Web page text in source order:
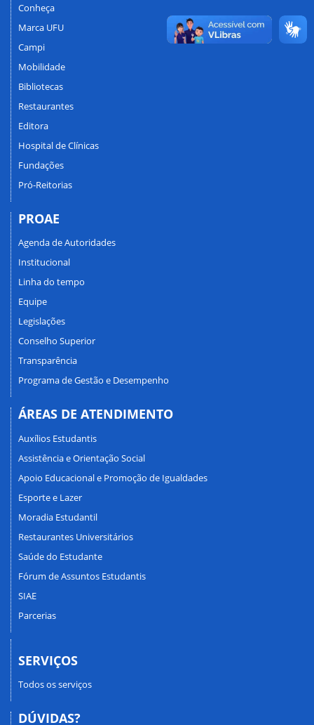
Conheça
Marca UFU
Campi
Mobilidade
Bibliotecas
Restaurantes
Editora
Hospital de Clínicas
Fundações
Pró-Reitorias
PROAE
Agenda de Autoridades
Institucional
Linha do tempo
Equipe
Legislações
Conselho Superior
Transparência
Programa de Gestão e Desempenho
ÁREAS DE ATENDIMENTO
Auxílios Estudantis
Assistência e Orientação Social
Apoio Educacional e Promoção de Igualdades
Esporte e Lazer
Moradia Estudantil
Restaurantes Universitários
Saúde do Estudante
Fórum de Assuntos Estudantis
SIAE
Parcerias
SERVIÇOS
Todos os serviços
DÚVIDAS?